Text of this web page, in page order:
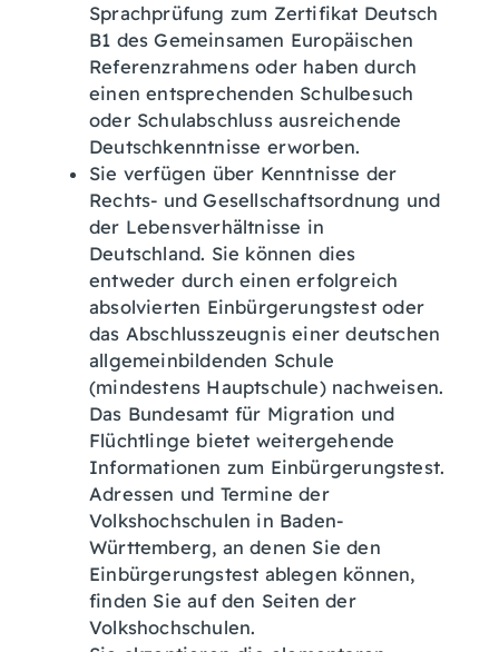
Sprachprüfung zum Zertifikat Deutsch
B1 des Gemeinsamen Europäischen
Referenzrahmens oder haben durch
einen entsprechenden Schulbesuch
oder Schulabschluss ausreichende
Deutschkenntnisse erworben.
Sie verfügen über Kenntnisse der
Rechts- und Gesellschaftsordnung und
der Lebensverhältnisse in
Deutschland. Sie können dies
entweder durch einen erfolgreich
absolvierten Einbürgerungstest oder
das Abschlusszeugnis einer deutschen
allgemeinbildenden Schule
(mindestens Hauptschule) nachweisen.
Das Bundesamt für Migration und
Flüchtlinge bietet weitergehende
Informationen zum Einbürgerungstest.
Adressen und Termine der
Volkshochschulen in Baden-
Württemberg, an denen Sie den
Einbürgerungstest ablegen können,
finden Sie auf den Seiten der
Volkshochschulen.